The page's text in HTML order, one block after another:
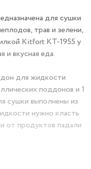
для сушки
трав и зелени,
Kitfort KT-1955 у
и вкусная еда.
для жидкости
поддонов и 1
сушки выполнены из
нужно класть
от продуктов падали